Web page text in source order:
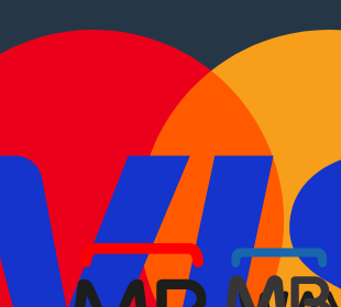
Comerciais usados
Vender comerciais
Informações
Como comprar e vender
Pacotes de anúncios
Verificar VIN e matrícula
Sitemap
EN
Sobre Nós